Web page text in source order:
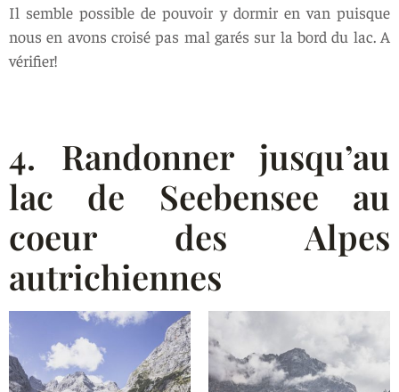
Il semble possible de pouvoir y dormir en van puisque
nous en avons croisé pas mal garés sur la bord du lac. A
vérifier!
4. Randonner jusqu’au
lac de Seebensee au
coeur des Alpes
autrichiennes